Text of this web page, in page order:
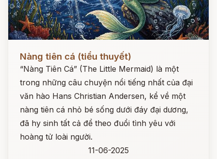
Nàng tiên cá (tiểu thuyết)
“Nàng Tiên Cá” (The Little Mermaid) là một
trong những câu chuyện nổi tiếng nhất của đại
văn hào Hans Christian Andersen, kể về một
nàng tiên cá nhỏ bé sống dưới đáy đại dương,
đã hy sinh tất cả để theo đuổi tình yêu với
hoàng tử loài người.
11-06-2025